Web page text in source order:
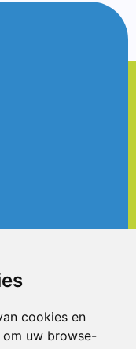
cookies en
uw browse-